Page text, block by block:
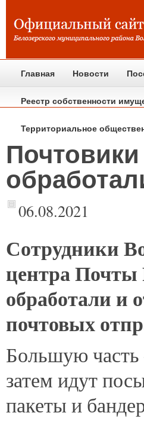
Главная Новости
Реестр собственности
Территориальное
06.08.2021
Сотрудники
центра Почты
обработали и
почтовых
Большую часть
затем идут
пакеты и